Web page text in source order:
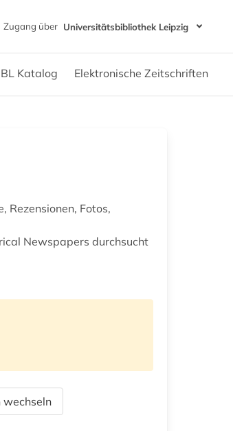
Zugang über Universitätsbibliothek Leipzig
Katalog Elektronische Zeitschriften
Rezensionen, Fotos,
Newspapers durchsucht